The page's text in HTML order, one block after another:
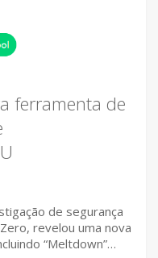
ferramenta de
de segurança
revelou uma nova
“Meltdown”…